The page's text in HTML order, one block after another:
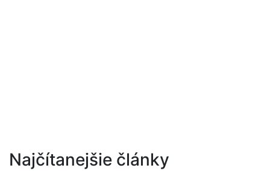
Najčítanejšie články